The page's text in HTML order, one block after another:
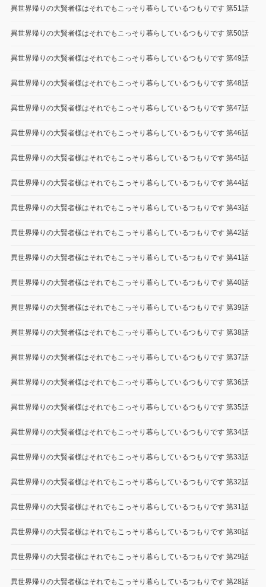
異世界帰りの大賢者様はそれでもこっそり暮らしているつもりです 第51話
異世界帰りの大賢者様はそれでもこっそり暮らしているつもりです 第50話
異世界帰りの大賢者様はそれでもこっそり暮らしているつもりです 第49話
異世界帰りの大賢者様はそれでもこっそり暮らしているつもりです 第48話
異世界帰りの大賢者様はそれでもこっそり暮らしているつもりです 第47話
異世界帰りの大賢者様はそれでもこっそり暮らしているつもりです 第46話
異世界帰りの大賢者様はそれでもこっそり暮らしているつもりです 第45話
異世界帰りの大賢者様はそれでもこっそり暮らしているつもりです 第44話
異世界帰りの大賢者様はそれでもこっそり暮らしているつもりです 第43話
異世界帰りの大賢者様はそれでもこっそり暮らしているつもりです 第42話
異世界帰りの大賢者様はそれでもこっそり暮らしているつもりです 第41話
異世界帰りの大賢者様はそれでもこっそり暮らしているつもりです 第40話
異世界帰りの大賢者様はそれでもこっそり暮らしているつもりです 第39話
異世界帰りの大賢者様はそれでもこっそり暮らしているつもりです 第38話
異世界帰りの大賢者様はそれでもこっそり暮らしているつもりです 第37話
異世界帰りの大賢者様はそれでもこっそり暮らしているつもりです 第36話
異世界帰りの大賢者様はそれでもこっそり暮らしているつもりです 第35話
異世界帰りの大賢者様はそれでもこっそり暮らしているつもりです 第34話
異世界帰りの大賢者様はそれでもこっそり暮らしているつもりです 第33話
異世界帰りの大賢者様はそれでもこっそり暮らしているつもりです 第32話
異世界帰りの大賢者様はそれでもこっそり暮らしているつもりです 第31話
異世界帰りの大賢者様はそれでもこっそり暮らしているつもりです 第30話
異世界帰りの大賢者様はそれでもこっそり暮らしているつもりです 第29話
異世界帰りの大賢者様はそれでもこっそり暮らしているつもりです 第28話